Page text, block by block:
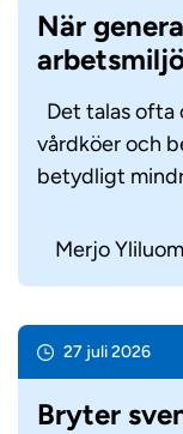
När
Det talas ofta
vårdköer och
betydligt
Merjo
27 juli 2026
Bryter